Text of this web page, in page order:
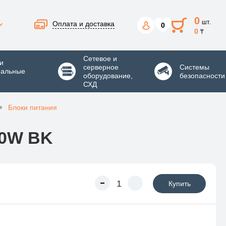
Оплата и доставка 0 0 шт.
0 ₸
Сетевое и
серверное
оборудование,
СХД
Системы
безопасности
Блоки питания
BK
Купить